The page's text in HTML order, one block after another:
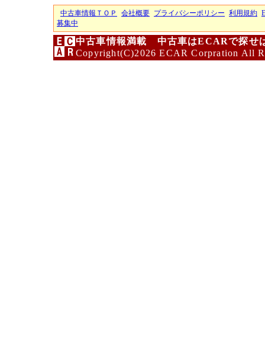
中古車情報ＴＯＰ 会社概要 プライバシーポリシー 利用規約
募集中
中古車情報満載 中古車はECARで探せ
Copyright(C)2026 ECAR Corpration All